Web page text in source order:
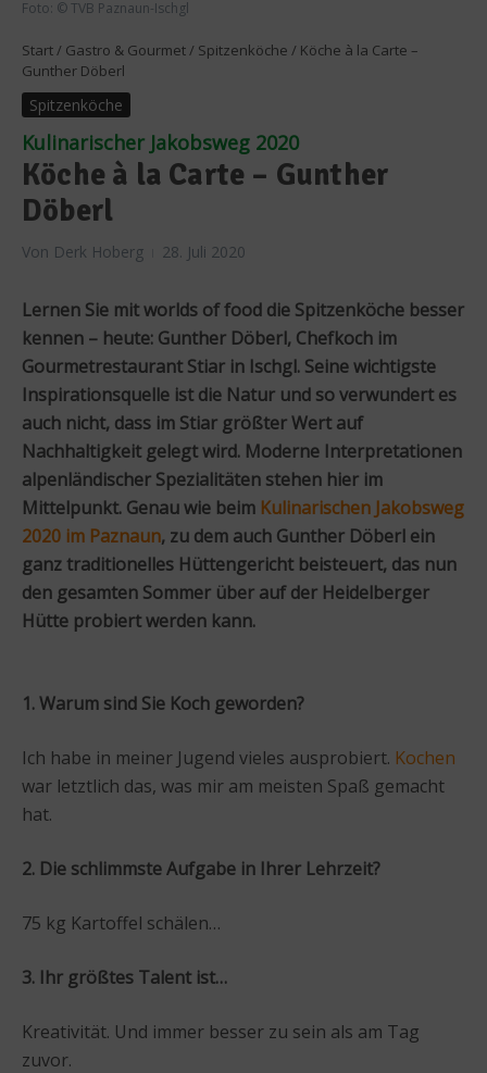
Foto: © TVB Paznaun-Ischgl
Start / Gastro & Gourmet / Spitzenköche / Köche à la Carte –
Gunther Döberl
Spitzenköche
Kulinarischer Jakobsweg 2020
Köche à la Carte – Gunther
Döberl
Von Derk Hoberg 28. Juli 2020
Lernen Sie mit worlds of food die Spitzenköche besser
kennen – heute: Gunther Döberl, Chefkoch im
Gourmetrestaurant Stiar in Ischgl. Seine wichtigste
Inspirationsquelle ist die Natur und so verwundert es
auch nicht, dass im Stiar größter Wert auf
Nachhaltigkeit gelegt wird. Moderne Interpretationen
alpenländischer Spezialitäten stehen hier im
Mittelpunkt. Genau wie beim Kulinarischen Jakobsweg
2020 im Paznaun, zu dem auch Gunther Döberl ein
ganz traditionelles Hüttengericht beisteuert, das nun
den gesamten Sommer über auf der Heidelberger
Hütte probiert werden kann.
1. Warum sind Sie Koch geworden?
Ich habe in meiner Jugend vieles ausprobiert. Kochen
war letztlich das, was mir am meisten Spaß gemacht
hat.
2. Die schlimmste Aufgabe in Ihrer Lehrzeit?
75 kg Kartoffel schälen…
3. Ihr größtes Talent ist…
Kreativität. Und immer besser zu sein als am Tag
zuvor.